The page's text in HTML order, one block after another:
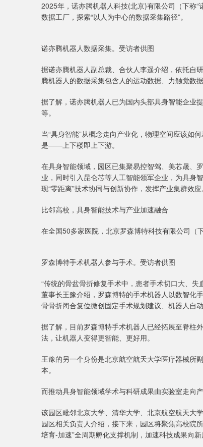
2025年，诺亦腾机器人科技(北京)有限公司（下称
数据工厂，探索“以人为中心的数据采集路径”。
诺亦腾机器人数据采集。受访者供图
据诺亦腾机器人副总裁、合伙人李遥介绍，依托自
腾机器人的数据采集包含人的运动数据、力触觉数
据了解，诺亦腾机器人已为国内头部具身智能企业
等。
当“具身智能”从概念走向产业化，物理空间应该如
是——上下楼即上下游。
在具身智能领域，园区已集聚易控智驾、美芯晟、
业，同时引入昆仑芯等人工智能领军企业，为具身
现“零距离”技术协同与创新协作，发挥产业集群效应
比邻高校，具身智能技术与产业加速融合
在全国50多家医院，北京罗森博特科技有限公司（
罗森博特手术机器人参与手术。受访者供图
“传统的骨盆骨折修复手术中，患者手术切口大、失
董事长王豫介绍，罗森博特的手术机器人以数智化
骨骨折闭合复位微创固定手术规划建议、机器人自
据了解，目前罗森博特手术机器人已经拓展至脊柱
法，让机器人变得更智能、更好用。
王豫的另一个身份是北京航空航天大学医疗器械所
本。
而推动具身智能领域学术与科研成果由实验室走向
该园区毗邻北京大学、清华大学、北京航空航天大
园区相关负责人介绍，接下来，园区将聚焦高校院
培育-加速”全周期孵化支撑机制，加速科技成果向新